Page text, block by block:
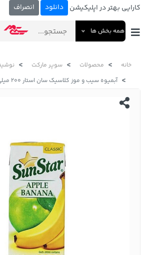
کارایی بهتر در اپلیکیشن دانلود انصراف
همه بخش ها
خانه محصولات سوپر مارکت
آبمیوه سیب و موز کلاسیک سان استار 200 میلی لیتری